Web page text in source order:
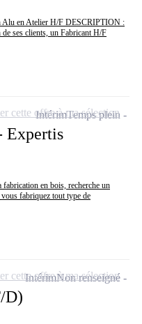
Alu en Atelier H/F DESCRIPTION :
ses clients, un Fabricant H/F
Expertis
fabrication en bois, recherche un
fabriquez tout type de
IntérimTemps plein
cette offre à ma sélection
D)
IntérimNon renseigné
cette offre à ma sélection